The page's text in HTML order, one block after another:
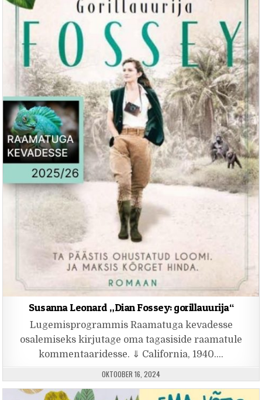
Susanna Leonard „Dian Fossey: gorillauurija“
Lugemisprogrammis Raamatuga kevadesse
osalemiseks kirjutage oma tagasiside raamatule
kommentaaridesse. ⇓ California, 1940….
PUBLISHED DATE:
OKTOOBER 16, 2024